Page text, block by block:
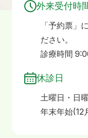
外来受付時
「予約票」
ださい。
診療時間
休診日
土曜日・日
年末年始(12